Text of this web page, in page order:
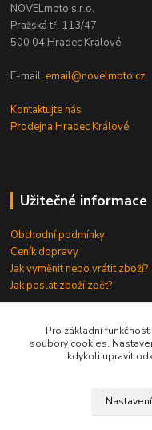
NOVELmoto s.r.o.
Pražská tř. 113/47
500 04 Hradec Králové
E-mail: email@novelmoto.cz
Kontaktujte nás
Prodejna Hradec Králové
Užitečné informace
Obchodní podmínky
Ceník dopravy
Jak vyměnit nebo vrátit zboží?
Jak poslat zboží zpět?
Pro základní
soubory cookies.
kdykoli upravit
Nastavení